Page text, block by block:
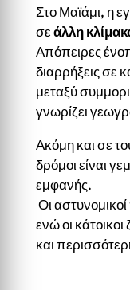
Στο Μαϊάμι, η
σεάλλη
Απόπειρες
διαρρήξεις σε
μεταξύ
γνωρίζει
Ακόμη και σε
δρόμοι είναι
εμφανής.
Οι
ενώ οι
και